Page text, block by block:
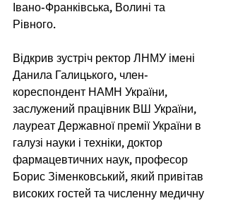
Івано-Франківська, Волині та
Рівного.
Відкрив зустріч ректор ЛНМУ імені
Данила Галицького, член-
кореспондент НАМН України,
заслужений працівник ВШ України,
лауреат Державної премії України в
галузі науки і техніки, доктор
фармацевтичних наук, професор
Борис Зіменковський, який привітав
високих гостей та численну медичну